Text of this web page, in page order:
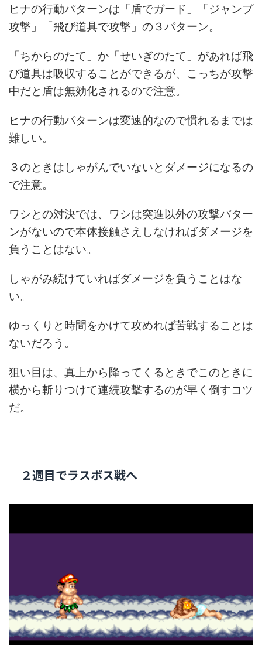
ヒナの行動パターンは「盾でガード」「ジャンプ
攻撃」「飛び道具で攻撃」の３パターン。
「ちからのたて」か「せいぎのたて」があれば飛
び道具は吸収することができるが、こっちが攻撃
中だと盾は無効化されるので注意。
ヒナの行動パターンは変速的なので慣れるまでは
難しい。
３のときはしゃがんでいないとダメージになるの
で注意。
ワシとの対決では、ワシは突進以外の攻撃パター
ンがないので本体接触さえしなければダメージを
負うことはない。
しゃがみ続けていればダメージを負うことはな
い。
ゆっくりと時間をかけて攻めれば苦戦することは
ないだろう。
狙い目は、真上から降ってくるときでこのときに
横から斬りつけて連続攻撃するのが早く倒すコツ
だ。
２週目でラスボス戦へ